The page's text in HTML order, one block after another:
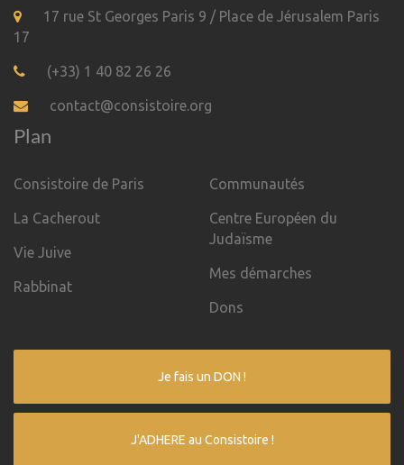
17 rue St Georges Paris 9 / Place de Jérusalem Paris
17
(+33) 1 40 82 26 26
contact@consistoire.org
Plan
Consistoire de Paris
La Cacherout
Vie Juive
Rabbinat
Communautés
Centre Européen du
Judaïsme
Mes démarches
Dons
Je fais un DON !
J'ADHERE au Consistoire !